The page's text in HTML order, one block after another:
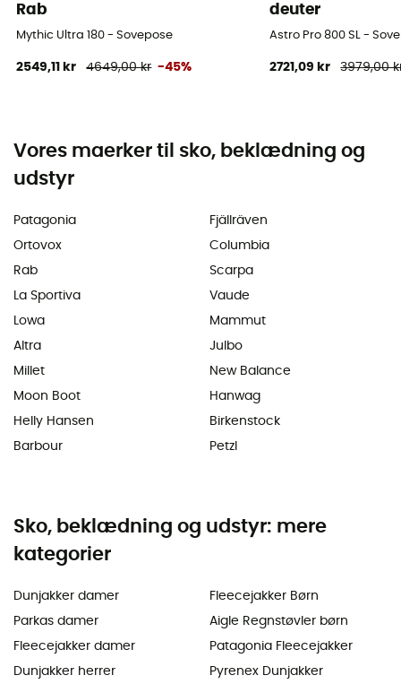
Rab
Mythic Ultra 180 - Sovepose
2549,11 kr 4649,00 kr -45%
deuter
Astro Pro 800 SL -
2721,09 kr 3979,00
Vores maerker til sko, beklædning og
udstyr
Patagonia
Ortovox
Rab
La Sportiva
Lowa
Altra
Millet
Moon Boot
Helly Hansen
Barbour
Fjällräven
Columbia
Scarpa
Vaude
Mammut
Julbo
New Balance
Hanwag
Birkenstock
Petzl
Sko, beklædning og udstyr: mere
kategorier
Dunjakker damer
Parkas damer
Fleecejakker damer
Dunjakker herrer
Fleecejakker Børn
Aigle Regnstøvler børn
Patagonia Fleecejakker
Pyrenex Dunjakker